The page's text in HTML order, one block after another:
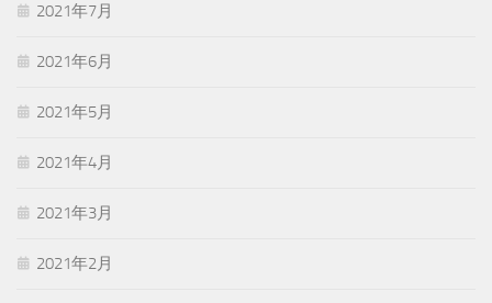
2021年7月
2021年6月
2021年5月
2021年4月
2021年3月
2021年2月